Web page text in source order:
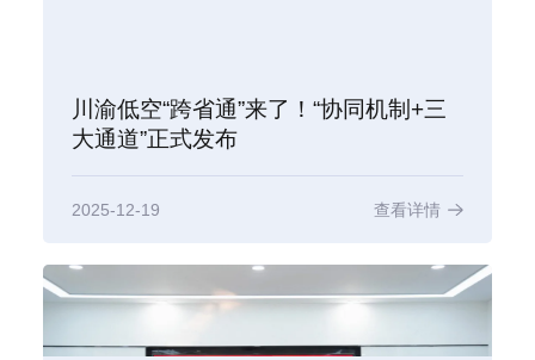
川渝低空“跨省通”来了！“协同机制+三
大通道”正式发布
2025-12-19 查看详情